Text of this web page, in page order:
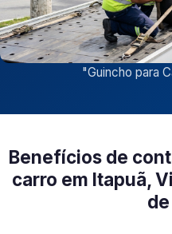
"Guincho para
Benefícios de
carro em Itapuã,